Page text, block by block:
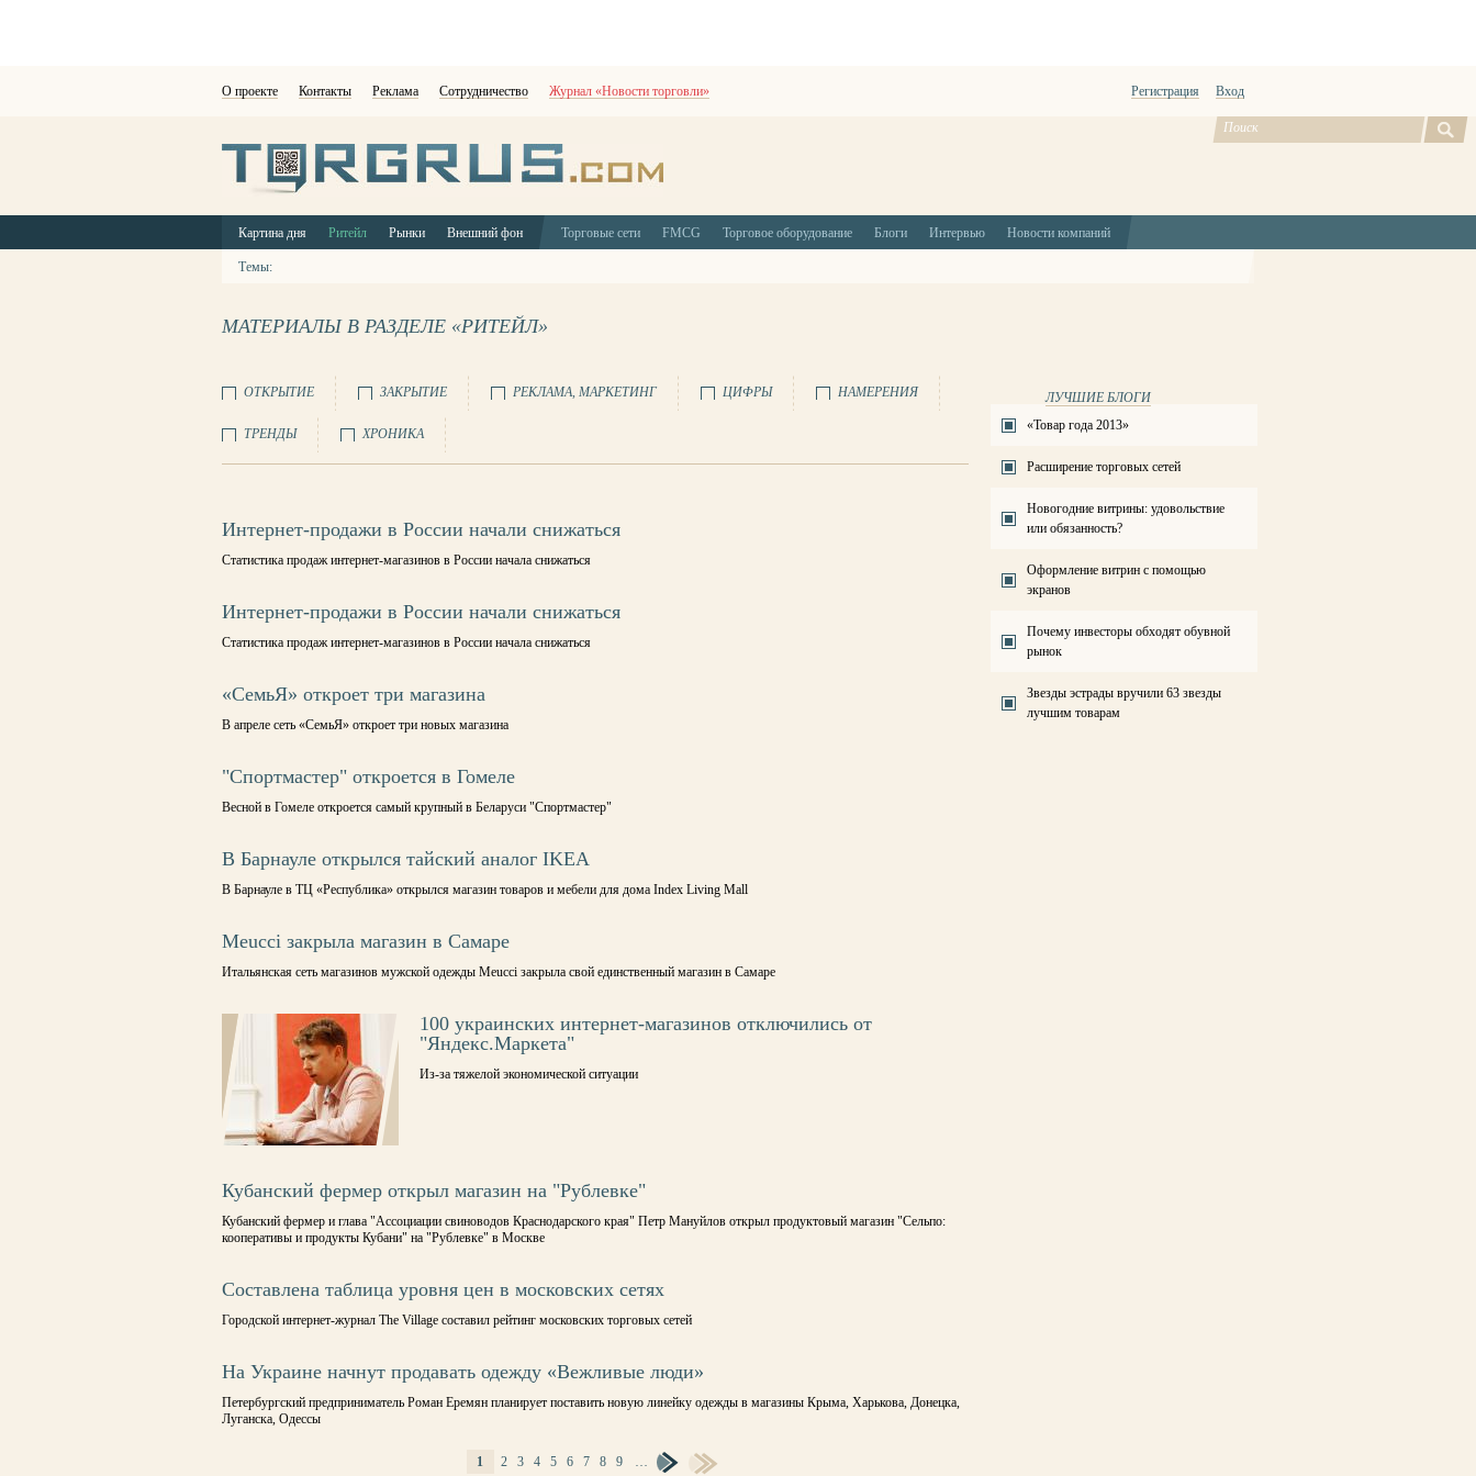
О проекте Контакты Реклама Сотрудничество Журнал «Новости торговли» Регистрация Вход
Картина дня Ритейл Рынки Внешний фон Торговые сети FMCG Торговое оборудование Блоги Интервью Новости компаний
Темы:
МАТЕРИАЛЫ В РАЗДЕЛЕ «РИТЕЙЛ»
ОТКРЫТИЕ ЗАКРЫТИЕ РЕКЛАМА, МАРКЕТИНГ ЦИФРЫ НАМЕРЕНИЯ
ТРЕНДЫ ХРОНИКА
Интернет-продажи в России начали снижаться
Статистика продаж интернет-магазинов в России начала снижаться
Интернет-продажи в России начали снижаться
Статистика продаж интернет-магазинов в России начала снижаться
«СемьЯ» откроет три магазина
В апреле сеть «СемьЯ» откроет три новых магазина
"Спортмастер" откроется в Гомеле
Весной в Гомеле откроется самый крупный в Беларуси "Спортмастер"
В Барнауле открылся тайский аналог IKEA
В Барнауле в ТЦ «Республика» открылся магазин товаров и мебели для дома Index Living Mall
Meucci закрыла магазин в Самаре
Итальянская сеть магазинов мужской одежды Meucci закрыла свой единственный магазин в Самаре
100 украинских интернет-магазинов отключились от
"Яндекс.Маркета"
Из-за тяжелой экономической ситуации
Кубанский фермер открыл магазин на "Рублевке"
Кубанский фермер и глава "Ассоциации свиноводов Краснодарского края" Петр Мануйлов открыл продуктовый магазин "Сельпо:
кооперативы и продукты Кубани" на "Рублевке" в Москве
Составлена таблица уровня цен в московских сетях
Городской интернет-журнал The Village составил рейтинг московских торговых сетей
На Украине начнут продавать одежду «Вежливые люди»
Петербургский предприниматель Роман Еремян планирует поставить новую линейку одежды в магазины Крыма, Харькова, Донецка,
Луганска, Одессы
1 2 3 4 5 6 7 8 9 …
ЛУЧШИЕ БЛОГИ
«Товар года 2013»
Расширение торговых сетей
Новогодние витрины: удовольствие
или обязанность?
Оформление витрин с помощью
экранов
Почему инвесторы обходят обувной
рынок
Звезды эстрады вручили 63 звезды
лучшим товарам